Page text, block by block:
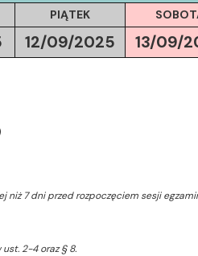
PIĄTEK
12/09/2025 13/09/
niż 7 dni przed rozpoczęciem sesji
2-4 oraz § 8.